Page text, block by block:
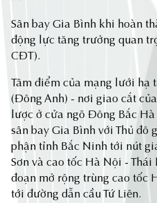
Sân bay Gia Bình khi hoàn
động lực tăng trưởng quan
CĐT).
Tâm điểm của mạng lưới hạ
(Đông Anh) - nơi giao cắt
lược ở cửa ngõ Đông Bắc
sân bay Gia Bình với Thủ đô
phận tỉnh Bắc Ninh tới nút
Sơn và cao tốc Hà Nội -
đoạn mở rộng trùng cao tốc
tới đường dẫn cầu Tứ Liên.